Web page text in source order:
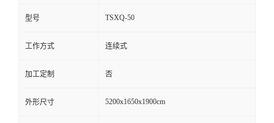
型号 TSXQ-50
工作方式 连续式
加工定制 否
外形尺寸 5200x1650x1900cm